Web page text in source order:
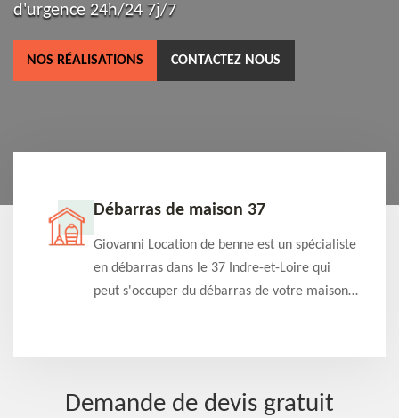
d'urgence 24h/24 7j/7
NOS RÉALISATIONS CONTACTEZ NOUS
Débarras de maison 37
Giovanni Location de benne est un spécialiste
en débarras dans le 37 Indre-et-Loire qui
peut s'occuper du débarras de votre maison
Demande de devis gratuit